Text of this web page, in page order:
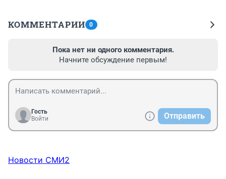
КОММЕНТАРИИ 0
Пока нет ни одного комментария.
Начните обсуждение первым!
Гость
Войти
Отправить
Новости СМИ2